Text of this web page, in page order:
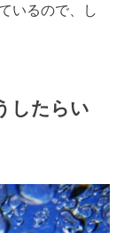
いるので、し
したらい